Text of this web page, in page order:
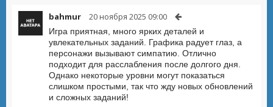
bahmur 20 ноября 2025 09:00
Игра приятная, много ярких деталей и
увлекательных заданий. Графика радует глаз, а
персонажи вызывают симпатию. Отлично
подходит для расслабления после долгого дня.
Однако некоторые уровни могут показаться
слишком простыми, так что жду новых обновлений
и сложных заданий!